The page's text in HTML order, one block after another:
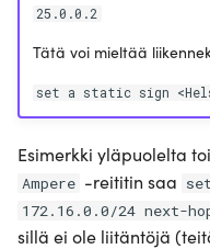
25.0.0.2
Tätä voi mieltää
set a static sign
Esimerkki yläpuolelta
Ampere -reititin saa
172.16.0.0/24 next-
sillä ei ole liitäntöjä